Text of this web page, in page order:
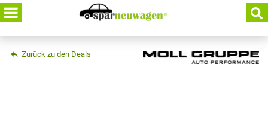
Skip
to
content
Zurück zu den Deals